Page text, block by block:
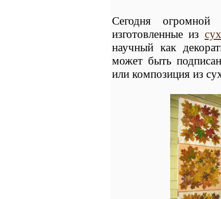
Сегодня огромной
изготовленные из
научный как
может быть
или композиция из